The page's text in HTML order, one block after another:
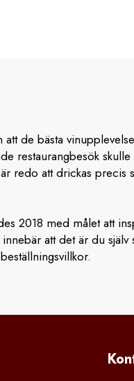
de bästa
restaurangbesök
redo att drickas
2018 med målet att
att det är du